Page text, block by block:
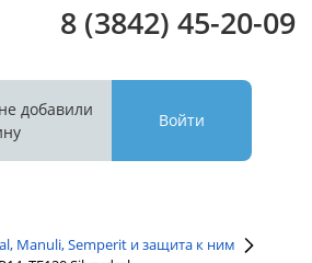
8 (3842) 45-20-09
добавили
Войти
Manuli, Semperit и защита к ним